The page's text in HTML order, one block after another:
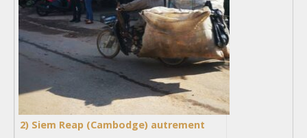
2) Siem Reap (Cambodge) autrement